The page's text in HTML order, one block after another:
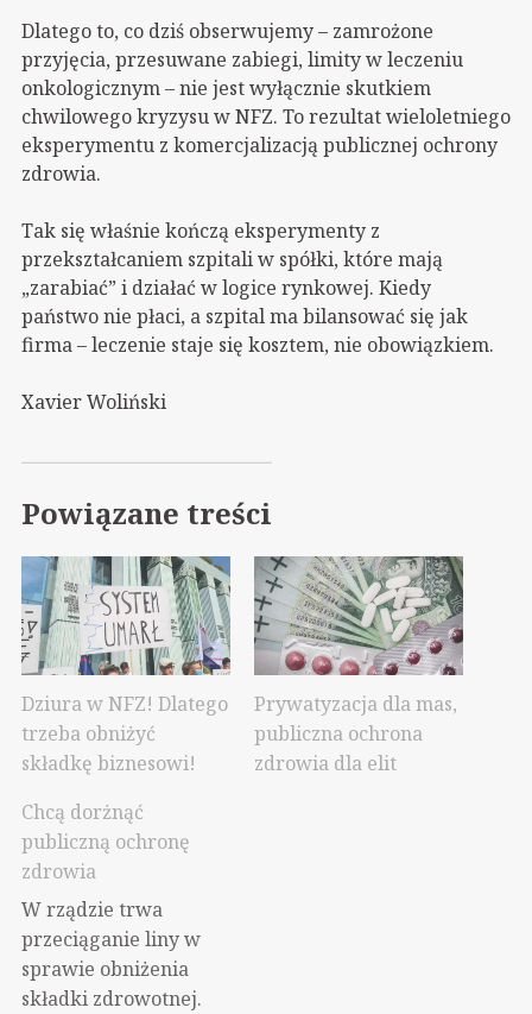
Dlatego to, co dziś obserwujemy – zamrożone
przyjęcia, przesuwane zabiegi, limity w leczeniu
onkologicznym – nie jest wyłącznie skutkiem
chwilowego kryzysu w NFZ. To rezultat wieloletniego
eksperymentu z komercjalizacją publicznej ochrony
zdrowia.
Tak się właśnie kończą eksperymenty z
przekształcaniem szpitali w spółki, które mają
„zarabiać” i działać w logice rynkowej. Kiedy
państwo nie płaci, a szpital ma bilansować się jak
firma – leczenie staje się kosztem, nie obowiązkiem.
Xavier Woliński
Powiązane treści
Dziura w NFZ! Dlatego
trzeba obniżyć
składkę biznesowi!
Prywatyzacja dla mas,
publiczna ochrona
zdrowia dla elit
Chcą dorżnąć
publiczną ochronę
zdrowia
W rządzie trwa
przeciąganie liny w
sprawie obniżenia
składki zdrowotnej.